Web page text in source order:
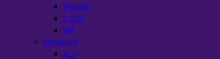
ProNGA
2-5CR
MK
Mitsubishi
ACH